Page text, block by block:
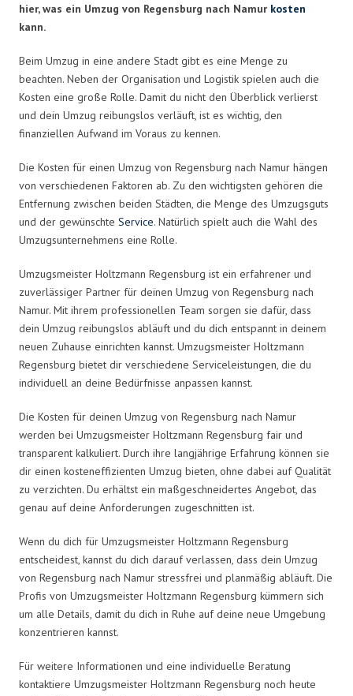
hier, was ein Umzug von Regensburg nach Namur kosten
kann.
Beim Umzug in eine andere Stadt gibt es eine Menge zu
beachten. Neben der Organisation und Logistik spielen auch die
Kosten eine große Rolle. Damit du nicht den Überblick verlierst
und dein Umzug reibungslos verläuft, ist es wichtig, den
finanziellen Aufwand im Voraus zu kennen.
Die Kosten für einen Umzug von Regensburg nach Namur hängen
von verschiedenen Faktoren ab. Zu den wichtigsten gehören die
Entfernung zwischen beiden Städten, die Menge des Umzugsguts
und der gewünschte Service. Natürlich spielt auch die Wahl des
Umzugsunternehmens eine Rolle.
Umzugsmeister Holtzmann Regensburg ist ein erfahrener und
zuverlässiger Partner für deinen Umzug von Regensburg nach
Namur. Mit ihrem professionellen Team sorgen sie dafür, dass
dein Umzug reibungslos abläuft und du dich entspannt in deinem
neuen Zuhause einrichten kannst. Umzugsmeister Holtzmann
Regensburg bietet dir verschiedene Serviceleistungen, die du
individuell an deine Bedürfnisse anpassen kannst.
Die Kosten für deinen Umzug von Regensburg nach Namur
werden bei Umzugsmeister Holtzmann Regensburg fair und
transparent kalkuliert. Durch ihre langjährige Erfahrung können sie
dir einen kosteneffizienten Umzug bieten, ohne dabei auf Qualität
zu verzichten. Du erhältst ein maßgeschneidertes Angebot, das
genau auf deine Anforderungen zugeschnitten ist.
Wenn du dich für Umzugsmeister Holtzmann Regensburg
entscheidest, kannst du dich darauf verlassen, dass dein Umzug
von Regensburg nach Namur stressfrei und planmäßig abläuft. Die
Profis von Umzugsmeister Holtzmann Regensburg kümmern sich
um alle Details, damit du dich in Ruhe auf deine neue Umgebung
konzentrieren kannst.
Für weitere Informationen und eine individuelle Beratung
kontaktiere Umzugsmeister Holtzmann Regensburg noch heute